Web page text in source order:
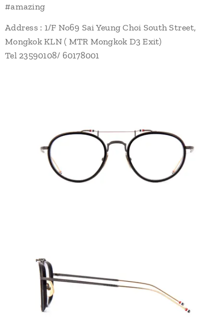
#amazing
Address : 1/F No69 Sai Yeung Choi South Street,
Mongkok KLN ( MTR Mongkok D3 Exit)
Tel 23590108/ 60178001